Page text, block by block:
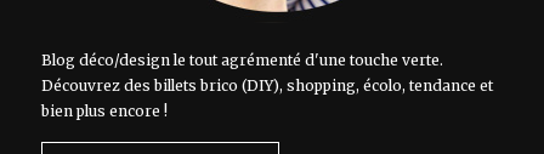
Blog déco/design le tout agrémenté d'une touche verte.
Découvrez des billets brico (DIY), shopping, écolo, tendance et
bien plus encore !